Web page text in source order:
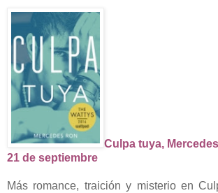
Culpa tuya,
21 de septiembre
Más romance, traición y misterio en